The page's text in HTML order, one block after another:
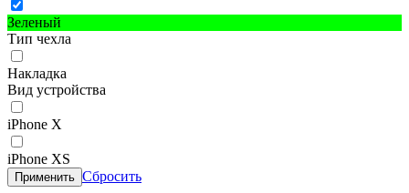
Зеленый
Тип чехла
Накладка
Вид устройства
iPhone X
iPhone XS
Применить Сбросить